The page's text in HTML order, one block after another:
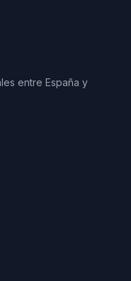
entre España y